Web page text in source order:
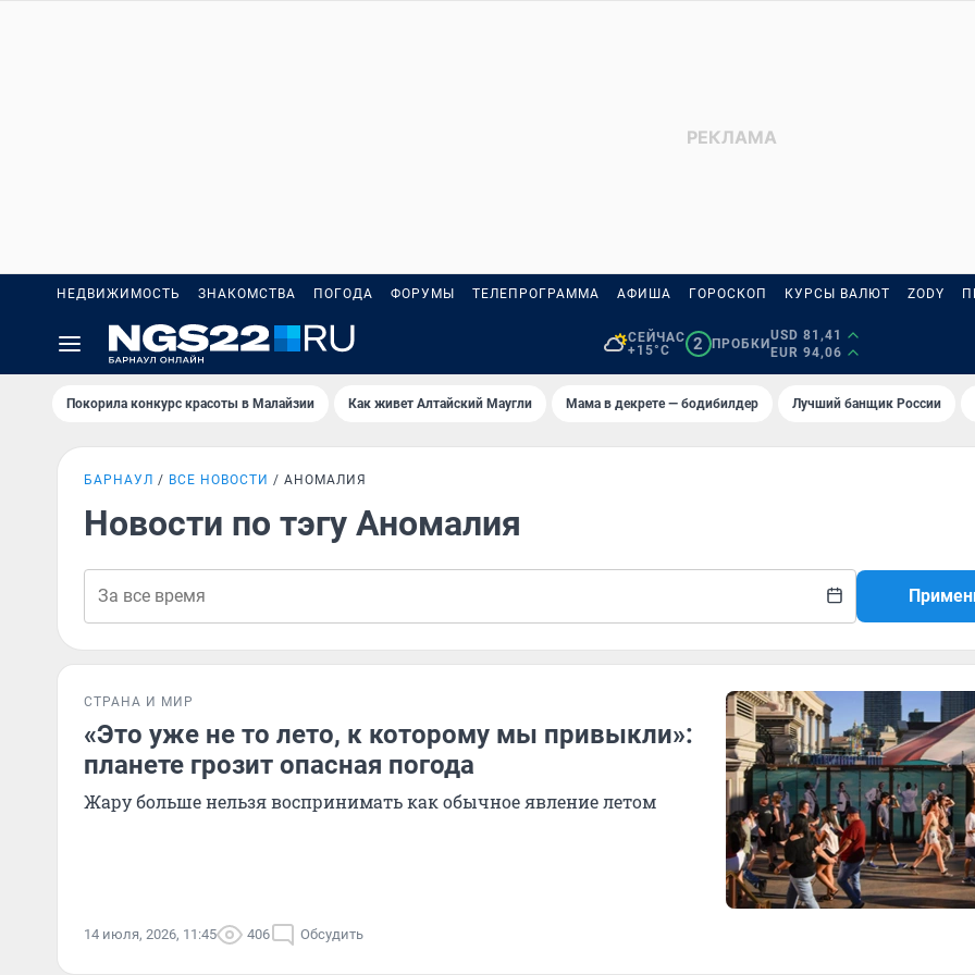
НЕДВИЖИМОСТЬ ЗНАКОМСТВА ПОГОДА ФОРУМЫ ТЕЛЕПРОГРАММА АФИША ГОРОСКОП КУРСЫ ВАЛЮТ ZODY
СЕЙЧАС
+15°C
2 ПРОБКИ
USD 81,41
EUR 94,06
Покорила конкурс красоты в Малайзии Как живет Алтайский Маугли Мама в декрете — бодибилдер Лучший банщик России
БАРНАУЛ ВСЕ НОВОСТИ АНОМАЛИЯ
Новости по тэгу Аномалия
СТРАНА И МИР
«Это уже не то лето, к которому мы привыкли»:
планете грозит опасная погода
Жару больше нельзя воспринимать как обычное явление летом
14 июля, 2026, 11:45 406 Обсудить